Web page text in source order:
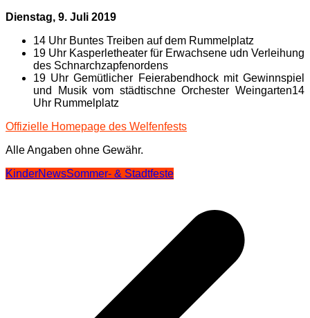
Dienstag, 9. Juli 2019
14 Uhr Buntes Treiben auf dem Rummelplatz
19 Uhr Kasperletheater für Erwachsene udn Verleihung
des Schnarchzapfenordens
19 Uhr Gemütlicher Feierabendhock mit Gewinnspiel
und Musik vom städtischne Orchester Weingarten14
Uhr Rummelplatz
Offizielle Homepage des Welfenfests
Alle Angaben ohne Gewähr.
KinderNewsSommer- & Stadtfeste